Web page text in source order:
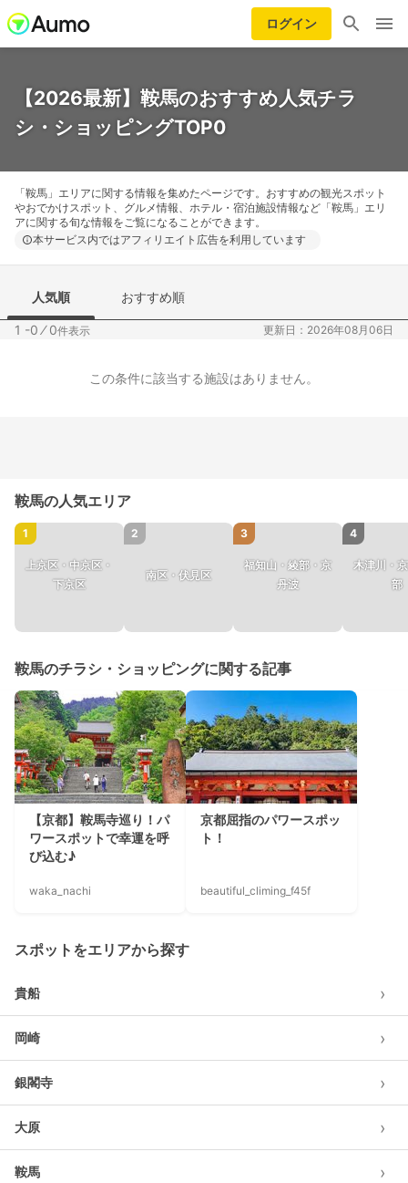
ログイン
【2026最新】鞍馬のおすすめ人気チラ
シ・ショッピングTOP0
「鞍馬」エリアに関する情報を集めたページです。おすすめの観光スポット
やおでかけスポット、グルメ情報、ホテル・宿泊施設情報など「鞍馬」エリ
アに関する旬な情報をご覧になることができます。
本サービス内ではアフィリエイト広告を利用しています
人気順 おすすめ順
1 -0 ⁄0件表示 更新日：2026年08月06日
この条件に該当する施設はありません。
鞍馬の人気エリア
1
上京区・中京区・
下京区
2
南区・伏見区
3
福知山・綾部・京
丹波
4
木津川・
部
鞍馬のチラシ・ショッピングに関する記事
【京都】鞍馬寺巡り！パ
ワースポットで幸運を呼
び込む♪
waka_nachi
京都屈指のパワースポッ
ト！
beautiful_climing_f45f
スポットをエリアから探す
貴船 ›
岡崎 ›
銀閣寺 ›
大原 ›
鞍馬 ›